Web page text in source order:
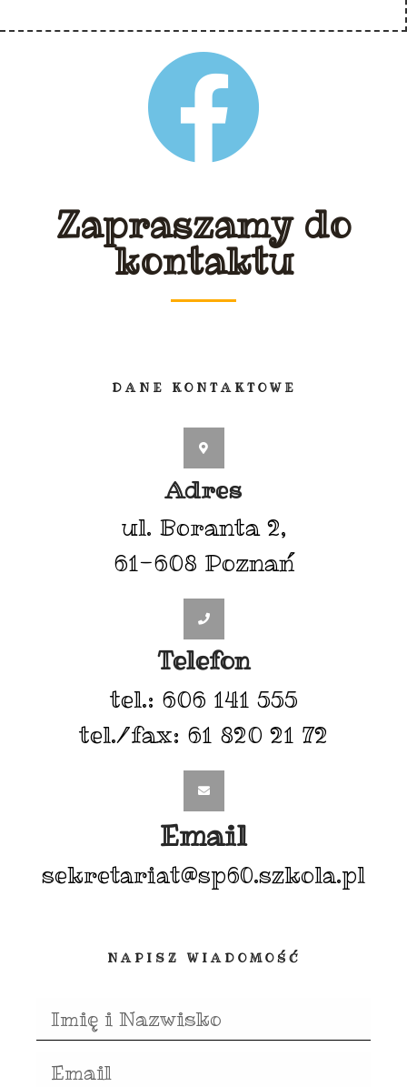
Zapraszamy do
kontaktu
DANE KONTAKTOWE
Adres
ul. Boranta 2,
61-608 Poznań
Telefon
tel.: 606 141 555
tel./fax: 61 820 21 72
Email
sekretariat@sp60.szkola.pl
NAPISZ WIADOMOŚĆ